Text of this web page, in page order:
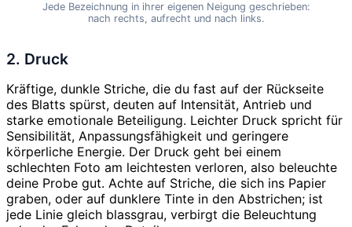
Jede Bezeichnung in ihrer eigenen Neigung geschrieben:
nach rechts, aufrecht und nach links.
2. Druck
Kräftige, dunkle Striche, die du fast auf der Rückseite
des Blatts spürst, deuten auf Intensität, Antrieb und
starke emotionale Beteiligung. Leichter Druck spricht für
Sensibilität, Anpassungsfähigkeit und geringere
körperliche Energie. Der Druck geht bei einem
schlechten Foto am leichtesten verloren, also beleuchte
deine Probe gut. Achte auf Striche, die sich ins Papier
graben, oder auf dunklere Tinte in den Abstrichen; ist
jede Linie gleich blassgrau, verbirgt die Beleuchtung